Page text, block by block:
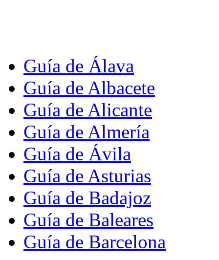
Guía de Álava
Guía de Albacete
Guía de Alicante
Guía de Almería
Guía de Ávila
Guía de Asturias
Guía de Badajoz
Guía de Baleares
Guía de Barcelona